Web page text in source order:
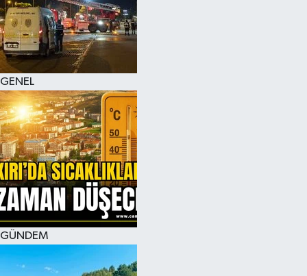
GENEL
GÜNDEM
KÜLTÜR SANAT
MAGAZİN
SAĞLIK
SİYASET
SPOR
TEKNOLOJİ
VİZYONDAKİLER
YAŞAM